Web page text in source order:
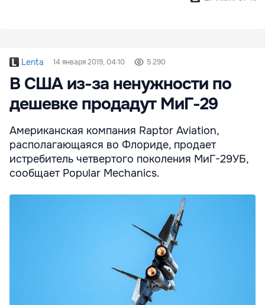
Lenta 14 января 2019, 04:10 5 290
В США из-за ненужности по
дешевке продадут МиГ-29
Американская компания Raptor Aviation,
располагающаяся во Флориде, продает
истребитель четвертого поколения МиГ-29УБ,
сообщает Popular Mechanics.